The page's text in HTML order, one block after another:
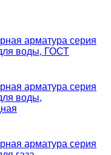
арматура серия
воды, ГОСТ
арматура серия
воды,
арматура серия